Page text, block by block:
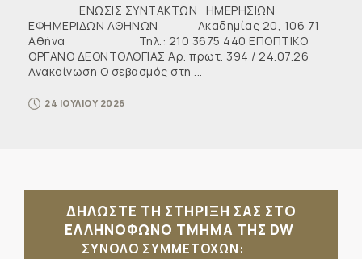
ΕΝΩΣΙΣ ΣΥΝΤΑΚΤΩΝ ΗΜΕΡΗΣΙΩΝ
ΕΦΗΜΕΡΙΔΩΝ ΑΘΗΝΩΝ Ακαδημίας 20, 106 71
Αθήνα Τηλ.: 210 3675 440 ΕΠΟΠΤΙΚΟ
ΟΡΓΑΝΟ ΔΕΟΝΤΟΛΟΓΙΑΣ Αρ. πρωτ. 394 / 24.07.26
Ανακοίνωση Ο σεβασμός στη ...
24 ΙΟΥΛΙΟΥ 2026
ΔΗΛΩΣΤΕ ΤΗ ΣΤΗΡΙΞΗ ΣΑΣ ΣΤΟ
ΕΛΛΗΝΟΦΩΝΟ ΤΜΗΜΑ ΤΗΣ DW
ΣΥΝΟΛΟ ΣΥΜΜΕΤΟΧΩΝ: